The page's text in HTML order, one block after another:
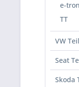
e-
TT
VW
Seat
Skoda